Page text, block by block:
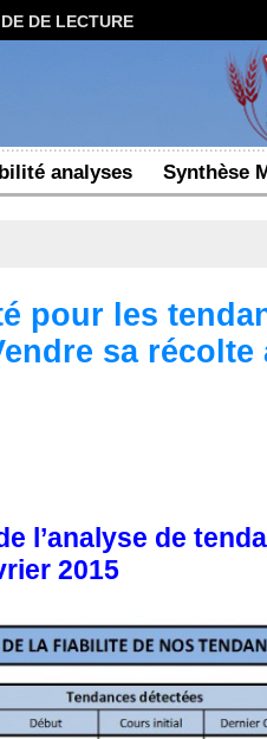
DE LECTURE
analyses Synthèse
pour les
sa récolte
l’analyse de
2015